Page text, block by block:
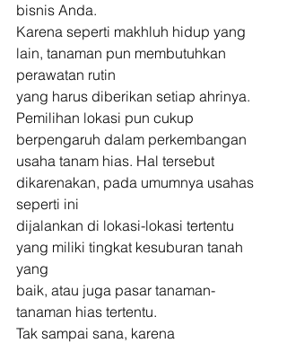
bisnis Anda.
Karena seperti makhluh hidup yang
lain, tanaman pun membutuhkan
perawatan rutin
yang harus diberikan setiap ahrinya.
Pemilihan lokasi pun cukup
berpengaruh dalam perkembangan
usaha tanam hias. Hal tersebut
dikarenakan, pada umumnya usahas
seperti ini
dijalankan di lokasi-lokasi tertentu
yang miliki tingkat kesuburan tanah
yang
baik, atau juga pasar tanaman-
tanaman hias tertentu.
Tak sampai sana, karena